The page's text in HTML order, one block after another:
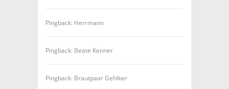
Pingback: Herrmann
Pingback: Beate Kenner
Pingback: Brautpaar Gehlker